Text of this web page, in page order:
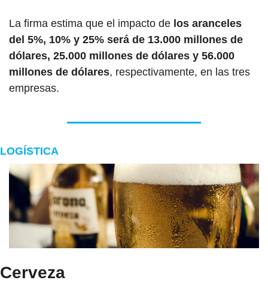
La firma estima que el impacto de los aranceles
del 5%, 10% y 25% será de 13.000 millones de
dólares, 25.000 millones de dólares y 56.000
millones de dólares, respectivamente, en las tres
empresas.
LOGÍSTICA
Cerveza